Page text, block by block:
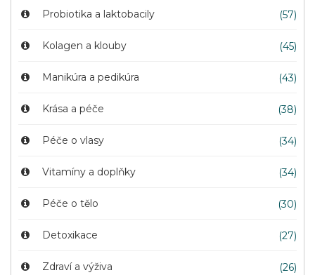
Probiotika a laktobacily (57)
Kolagen a klouby (45)
Manikúra a pedikúra (43)
Krása a péče (38)
Péče o vlasy (34)
Vitamíny a doplňky (34)
Péče o tělo (30)
Detoxikace (27)
Zdraví a výživa (26)